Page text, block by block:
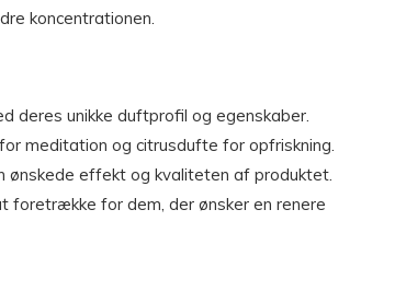
koncentrationen.
deres unikke duftprofil og egenskaber.
meditation og citrusdufte for opfriskning.
ønskede effekt og kvaliteten af produktet.
for dem, der ønsker en renere